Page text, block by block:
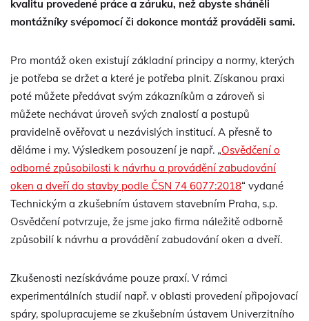
kvalitu provedené práce a záruku, než abyste sháněli
montážníky svépomocí či dokonce montáž prováděli sami.
Pro montáž oken existují základní principy a normy, kterých
je potřeba se držet a které je potřeba plnit. Získanou praxi
poté můžete předávat svým zákazníkům a zároveň si
můžete nechávat úroveň svých znalostí a postupů
pravidelně ověřovat u nezávislých institucí. A přesně to
děláme i my. Výsledkem posouzení je např. „Osvědčení o
odborné způsobilosti k návrhu a provádění zabudování
oken a dveří do stavby podle ČSN 74 6077:2018“ vydané
Technickým a zkušebním ústavem stavebním Praha, s.p.
Osvědčení potvrzuje, že jsme jako firma náležitě odborně
způsobilí k návrhu a provádění zabudování oken a dveří.
Zkušenosti nezískáváme pouze praxí. V rámci
experimentálních studií např. v oblasti provedení připojovací
spáry, spolupracujeme se zkušebním ústavem Univerzitního